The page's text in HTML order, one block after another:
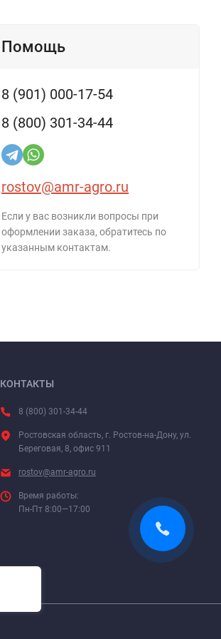
Помощь
8 (901) 000-17-54
8 (800) 301-34-44
rostov@amr-agro.ru
Если у вас возникли вопросы при
оформлении заказа, обратитесь по
указанным контактам.
КОНТАКТЫ
8 (800) 301-34-44
Ростовская область, г. Ростов-на-Дону, ул.
Береговая, 8, офис 911
rostov@amr-agro.ru
Время работы:
Пн-Пт 8:00—17:00